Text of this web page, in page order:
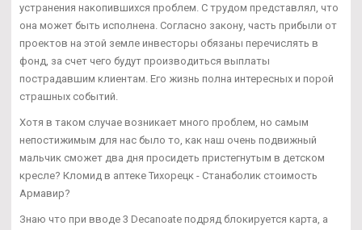
устранения накопившихся проблем. С трудом представлял, что
она может быть исполнена. Согласно закону, часть прибыли от
проектов на этой земле инвесторы обязаны перечислять в
фонд, за счет чего будут производиться выплаты
пострадавшим клиентам. Его жизнь полна интересных и порой
страшных событий.
Хотя в таком случае возникает много проблем, но самым
непостижимым для нас было то, как наш очень подвижный
мальчик сможет два дня просидеть пристегнутым в детском
кресле? Кломид в аптеке Тихорецк - Станаболик стоимость
Армавир?
Знаю что при вводе 3 Decanoate подряд блокируется карта, а